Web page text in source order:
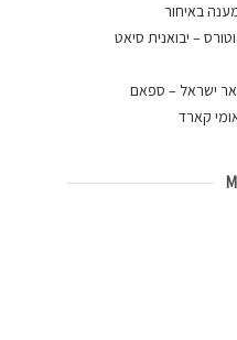
באיחור
– יבואנית סיאט
ישראל – ספאם
קארד